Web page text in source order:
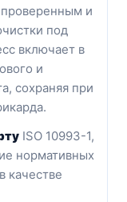
проверенным и
под
включает в
и
сохраняя при
ISO 10993-1,
нормативных
качестве